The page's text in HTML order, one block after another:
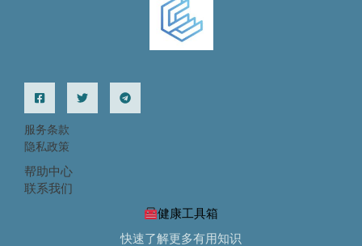
服务条款
隐私政策
帮助中心
联系我们
健康工具箱
快速了解更多有用知识